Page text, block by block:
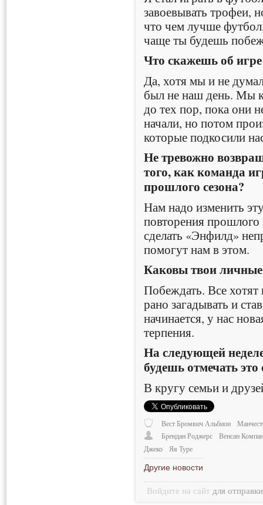
завоевывать трофеи,
что чем лучше
чаще ты будешь
Что скажешь об
Да, хотя мы и не
был не наш день. Мы
до тех пор, пока они
начали, но потом
которые подкосили
Не тревожно
того, как команда
прошлого сезона?
Нам надо изменить
повторения
сделать «Энфилд»
помогут нам в этом.
Каковы твои личные
Побеждать. Все
рано загадывать и
начинается, у нас
терпения.
На следующей
будешь отмечать
В кругу семьи и
Вест Бромвич Альбион
Брендан Роджерс
Венсан
Джеко
Яя Туре
Другие новости
Войдите на сайт для